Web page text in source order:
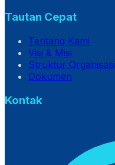
Tautan Cepat
Tentang Kami
Visi & Misi
Struktur Organisasi
Dokumen
Kontak